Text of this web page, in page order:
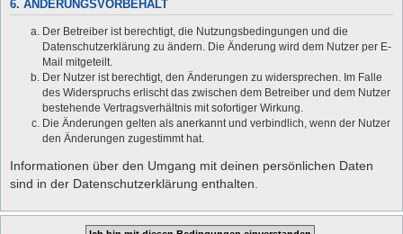
6. ÄNDERUNGSVORBEHALT
Der Betreiber ist berechtigt, die Nutzungsbedingungen und die
Datenschutzerklärung zu ändern. Die Änderung wird dem Nutzer per E-
Mail mitgeteilt.
Der Nutzer ist berechtigt, den Änderungen zu widersprechen. Im Falle
des Widerspruchs erlischt das zwischen dem Betreiber und dem Nutzer
bestehende Vertragsverhältnis mit sofortiger Wirkung.
Die Änderungen gelten als anerkannt und verbindlich, wenn der Nutzer
den Änderungen zugestimmt hat.
Informationen über den Umgang mit deinen persönlichen Daten
sind in der Datenschutzerklärung enthalten.